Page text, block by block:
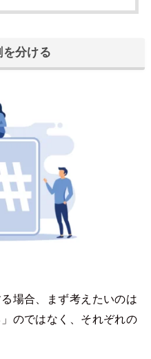
分ける
場合、まず考えたいのは
のではなく、それぞれの